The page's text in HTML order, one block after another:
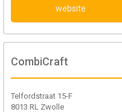
website
CombiCraft
Telfordstraat 15-F
8013 RL Zwolle